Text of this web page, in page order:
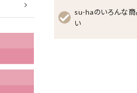
su-haのいろんな
い